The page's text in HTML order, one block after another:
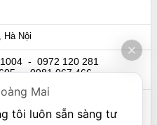
Hà Nội
- 0972 120 281
- 0981 067 466
- 0911 441 066
Mai
tôi luôn sẵn sàng tư